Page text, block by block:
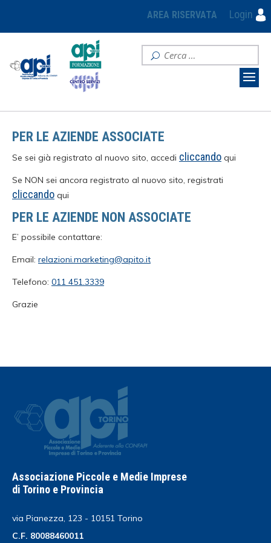
AREA RISERVATA Login
PER LE AZIENDE ASSOCIATE
Se sei già registrato al nuovo sito, accedi cliccando qui
Se NON sei ancora registrato al nuovo sito, registrati
cliccando qui
PER LE AZIENDE NON ASSOCIATE
E’ possibile contattare:
Email: relazioni.marketing@apito.it
Telefono: 011 451.3339
Grazie
Associazione Piccole e Medie Imprese
di Torino e Provincia
via Pianezza, 123 - 10151 Torino
C.F. 80088460011